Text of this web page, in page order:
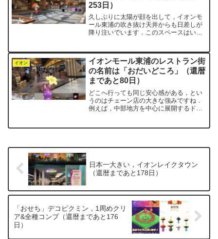
253日）
久しぶりに太陽が顔を出して，イオンモ
ール東浦の吹き抜け天井からも日差しが
降り注いでいます．このスペースはいつ
今日は何もなく殺風景．「こんなに広か
ったんだ」こうして見ると...
イオン
イオンモール東浦のレストラン街
の名前は「おだいどころ」（還暦
まであと80日）
どこへ行っても同じ安心感がある，とい
うのはチェーン店の大きな強みですね．
例えば，中部地方を中心に展開するドラ
日本一大きい，イオンレイクタウン
（還暦まであと178日）
「おせち」デコピクミン，1周めクリ
ア&全種コンプ（還暦まであと176
日）